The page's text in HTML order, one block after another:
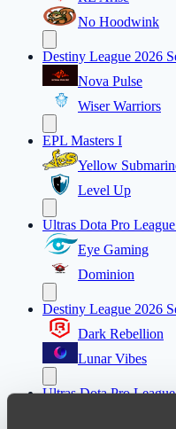
No Hoodwink
Destiny League 2026
Nova Pulse
Wiser Warriors
EPL Masters I
Yellow
Level Up
Ultras Dota Pro
Eye Gaming
Dominion
Destiny League 2026
Dark Rebellion
Lunar Vibes
Ultras Dota Pro